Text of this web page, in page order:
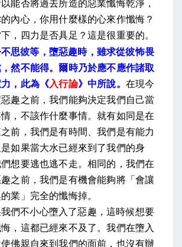
能否將過去所造的惡業懺悔乾淨，
內心，你用什麼樣的心來作懺悔？
，四力是否具足？這是很重要的。
思彼等，墮惡趣時，雖求從彼怖畏
然不能得。爾時乃於應不應作諸取
，此為《入行論》中所說。 在現今
趣之前，我們能夠決定我們自己當
，不該作什麼事情。就有如同是在
前，我們是有時間、我們是有能力
如果當大水已經來到了我們的身
想要逃也逃不走。相同的，我們在
之前，我們是有機會能夠將「會讓
業」完全的懺悔掉。
們不小心墮入了惡趣，這時候想要
，這都已經來不及了。我們在墮入
佛親自來到我們的面前，也沒有辦